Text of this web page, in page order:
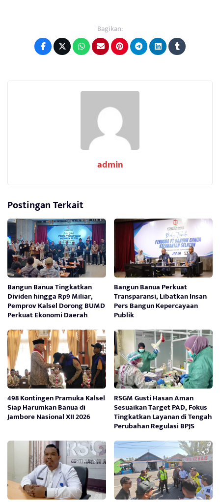
Bagikan:
admin
Postingan Terkait
Bangun Banua Tingkatkan
Dividen hingga Rp9 Miliar,
Pemprov Kalsel Dorong BUMD
Perkuat Ekonomi Daerah
Bangun Banua Perkuat
Transparansi, Libatkan Insan
Pers Bangun Kepercayaan
Publik
498 Kontingen Pramuka Kalsel
Siap Harumkan Banua di
Jambore Nasional XII 2026
RSGM Gusti Hasan Aman
Sesuaikan Target PAD, Fokus
Tingkatkan Layanan di Tengah
Perubahan Regulasi BPJS